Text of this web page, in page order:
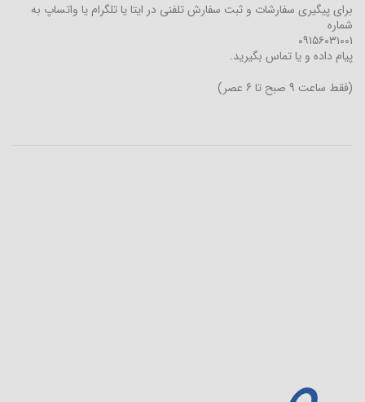
برای پیگیری سفارشات و ثبت سفارش تلفنی در ایتا یا تلگرام یا واتساپ به
شماره
۰۹۱۵۶۰۳۱۰۰۱
پیام داده و یا تماس بگیرید.
(فقط ساعت 9 صبح تا 6 عصر)